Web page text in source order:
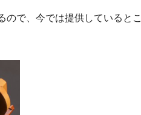
ので、今では提供しているとこ